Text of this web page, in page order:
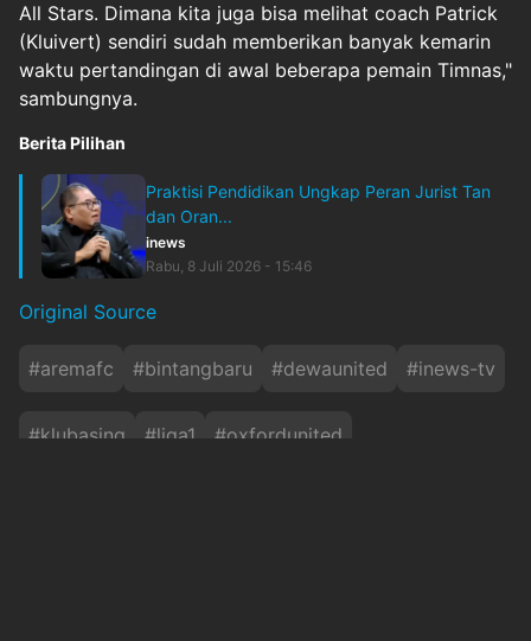
All Stars. Dimana kita juga bisa melihat coach Patrick
(Kluivert) sendiri sudah memberikan banyak kemarin
waktu pertandingan di awal beberapa pemain Timnas,"
sambungnya.
Berita Pilihan
Praktisi Pendidikan Ungkap Peran Jurist Tan
dan Oran...
inews
Rabu, 8 Juli 2026 - 15:46
Original Source
#aremafc #bintangbaru #dewaunited #inews-tv
#klubasing #liga1 #oxfordunited